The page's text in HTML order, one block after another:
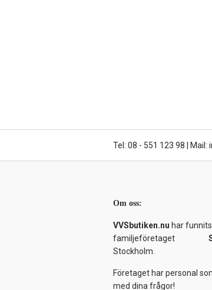
Tel: 08 - 551 123 98 Mail:
Om oss:
VVSbutiken.nu har
familjeföretaget
Stockholm.
Företaget har personal
med dina frågor!